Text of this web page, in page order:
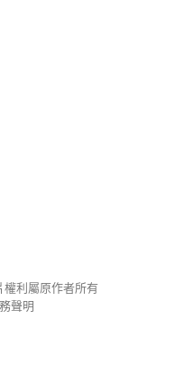
權利屬原作者所有
聲明